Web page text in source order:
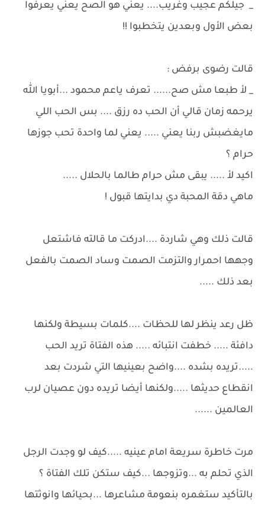
_ جيلكم عجيب وغريب.... يعني هو الصح يعني يعرفوا
بعض الأول وبعدين يتخطبوا !!
قالت رضوى برفض :
_ لأ طبعا مش صح...... تعرف ياعم محمود ...أبويا الله
يرحمه زمان قالي أن الحب ده رزق .... بس الحب اللي
مايغضبش ربنا يعني ..... يعني لما واحدة تحب جوزها
حرام ؟
اكيد لأ ..... يبقى مش حرام طالما بالحلال .....
ماهي دقة المحبة دي بدايتها قبول !
قالت ذلك وهي شاردة ....ادركت ما قالته فاشتعل
وجهها احمرار والتزمت الصمت وساد الصمت بالفعل
بعد ذلك .....
ظل رعد ينظر لها للحظات ....كلمات بسيطة ولكنها
دافئة ..... خطفت انتبائه ..... هذه الفتاة تريد الحب
.....تريده بشده ....واضح بعينيها التي شردت بعد
انقطاع حديثها .....ولكنها أيضا تريده دون عصيان لرب
العالمين ......
مرت خاطرة سريعة امام عينيه .....كيف لو وجدت الرجل
الذي تحلم به ...وتزوجها ...كيف ستكن تلك الفتاة ؟
بالتأكيد ستغمره بنعومة مشاعرها ...بحيائها وانوثتها